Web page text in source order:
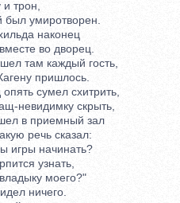
трон,
умиротворен.
наконец
во дворец.
там каждый гость,
пришлось.
сумел схитрить,
невидимку скрыть,
в приемный зал
речь сказал:
игры начинать?
узнать,
моего?"
ничего.